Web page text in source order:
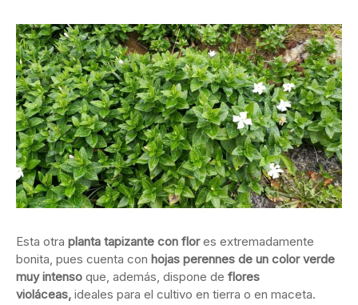
Esta otra planta tapizante con flores extremadamente
bonita, pues cuenta con hojas perennes de un color verde
muy intenso que, además, dispone de flores
violáceas, ideales para el cultivo en tierra o en maceta.